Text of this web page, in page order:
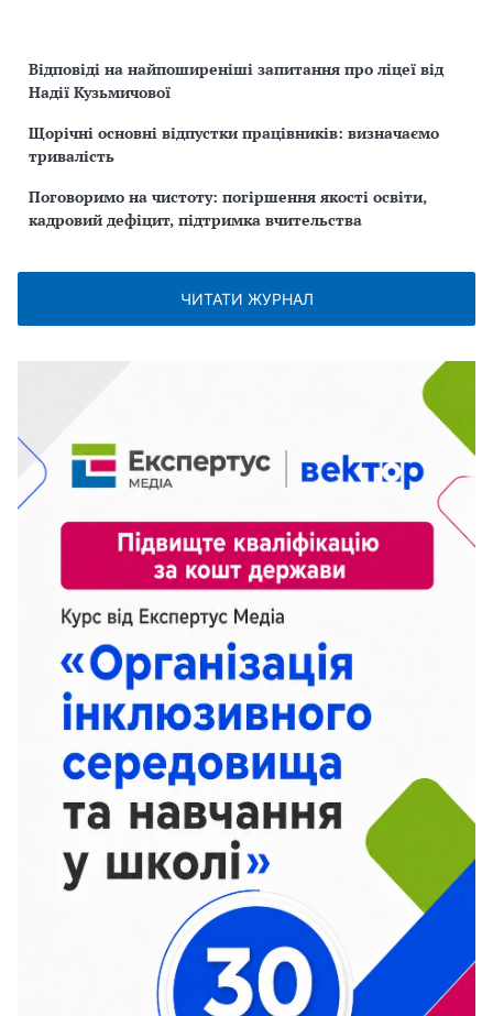
Відповіді на найпоширеніші запитання про ліцеї від
Надії Кузьмичової
Щорічні основні відпустки працівників: визначаємо
тривалість
Поговоримо на чистоту: погіршення якості освіти,
кадровий дефіцит, підтримка вчительства
ЧИТАТИ ЖУРНАЛ